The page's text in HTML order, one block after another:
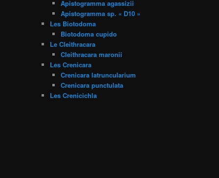
Apistogramma agassizii
Apistogramma sp. « D10 »
Les Biotodoma
Biotodoma cupido
Le Cleithracara
Cleithracara maronii
Les Crenicara
Crenicara latruncularium
Crenicara punctulata
Les Crenicichla